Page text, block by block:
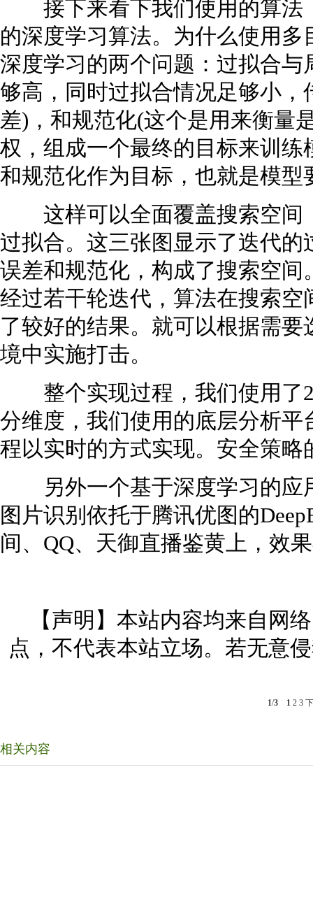
接下来看下我们使用的算法
的深度学习算法。为什么使用
深度学习的两个问题：过拟合
够高，同时过拟合情况足够小
差)，和规范化(这个是用来衡量
权，组成一个最终的目标来训
和规范化作为目标，也就是模型
这样可以全面覆盖搜索空间
过拟合。这三张图显示了迭代
误差和规范化，构成了搜索空
经过若干轮迭代，算法在搜索
了较好的结果。就可以根据需
境中实施打击。
整个实现过程，我们使用了
分维度，我们使用的底层分析
程以实时的方式实现。安全策
另外一个基于深度学习的应
图片识别依托于腾讯优图的
间、QQ、天御直播鉴黄上，效
【声明】本站内容均来自网
点，不代表本站立场。若无意
1/3 1 2 3
相关内容